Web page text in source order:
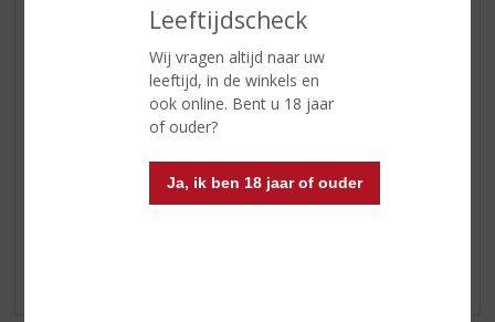
Leeftijdscheck
Wij vragen altijd naar uw
leeftijd, in de winkels en
ook online. Bent u 18 jaar
of ouder?
Ja, ik ben 18 jaar of ouder
Houdt u van een zomerse salade?
De Les Auzines Rosé van Laurent
Miquel geeft uw gerechten iets
extra's. Kip en zeefruit sluiten hier
ook goed op aan.
Reviews